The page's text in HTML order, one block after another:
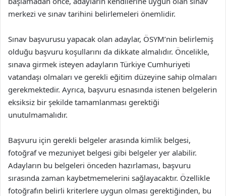
merkezi ve sınav tarihini belirlemeleri önemlidir.
Sınav başvurusu yapacak olan adaylar, ÖSYM’nin belirlemiş
olduğu başvuru koşullarını da dikkate almalıdır. Öncelikle,
sınava girmek isteyen adayların Türkiye Cumhuriyeti
vatandaşı olmaları ve gerekli eğitim düzeyine sahip olmaları
gerekmektedir. Ayrıca, başvuru esnasında istenen belgelerin
eksiksiz bir şekilde tamamlanması gerektiği
unutulmamalıdır.
Başvuru için gerekli belgeler arasında kimlik belgesi,
fotoğraf ve mezuniyet belgesi gibi belgeler yer alabilir.
Adayların bu belgeleri önceden hazırlaması, başvuru
sırasında zaman kaybetmemelerini sağlayacaktır. Özellikle
fotoğrafın belirli kriterlere uygun olması gerektiğinden, bu